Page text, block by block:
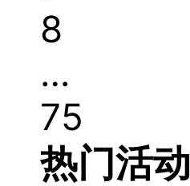
8
…
75
热门活动